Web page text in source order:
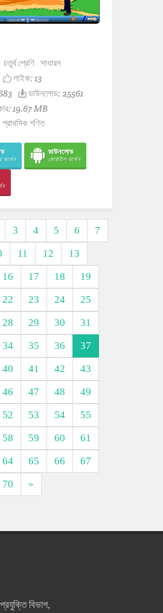
চতুর্থ শ্রেণি সাধারন
লাইক:13
ডাউনলোড: 25561
19.67 MB
প্রাথমিক গণিত
ভার্সন
ডাউনলোড
মোবাইল ভার্সন
3 4 5 6
7
11 12
13
16 17 18
19
22 23 24
25
28 29 30
31
34 35 36
37
40 41 42
43
46 47 48
49
52 53 54
55
58 59 60
61
64 65 66
67
70 »
বিভাগ,